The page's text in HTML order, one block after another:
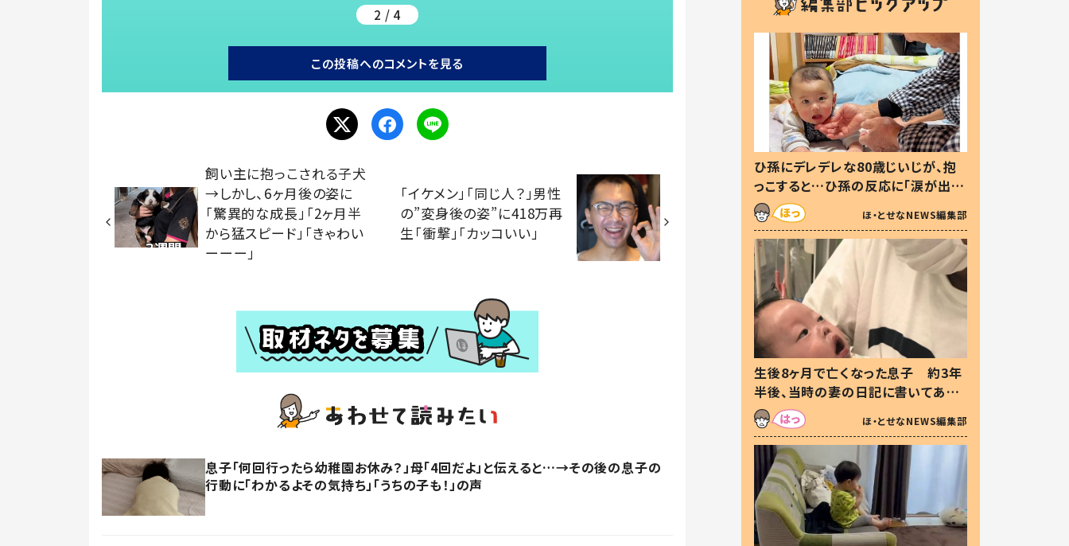
2 / 4
この投稿へのコメントを見る
飼い主に抱っこされる子犬
→しかし、6ヶ月後の姿に
「驚異的な成長」「2ヶ月半
から猛スピード」「きゃわい
ーーー」
「イケメン」「同じ人？」男性
の”変身後の姿”に418万再
生「衝撃」「カッコいい」
息子「何回行ったら幼稚園お休み？」母「4回だよ」と伝えると…→その後の息子の
行動に「わかるよその気持ち」「うちの子も！」の声
ひ孫にデレデレな80歳じいじが、抱
っこすると…ひ孫の反応に「涙が出ま
した」「可愛くて仕方ない」
ほ・とせなNEWS編集部
生後8ヶ月で亡くなった息子 約3年
半後、当時の妻の日記に書いてあっ
た本音とは
ほ・とせなNEWS編集部